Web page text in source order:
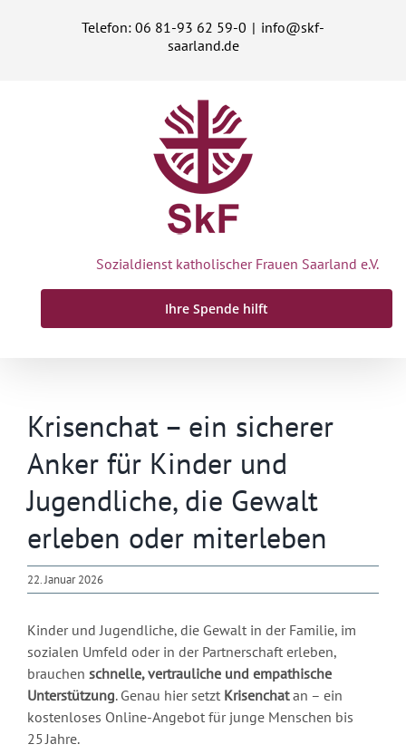
Telefon: 06 81-93 62 59-0 | info@skf-
saarland.de
Sozialdienst katholischer Frauen Saarland e.V.
Ihre Spende hilft
Krisenchat – ein sicherer
Anker für Kinder und
Jugendliche, die Gewalt
erleben oder miterleben
22. Januar 2026
Kinder und Jugendliche, die Gewalt in der Familie, im
sozialen Umfeld oder in der Partnerschaft erleben,
brauchen schnelle, vertrauliche und empathische
Unterstützung. Genau hier setzt Krisenchatan – ein
kostenloses Online-Angebot für junge Menschen bis
25 Jahre.